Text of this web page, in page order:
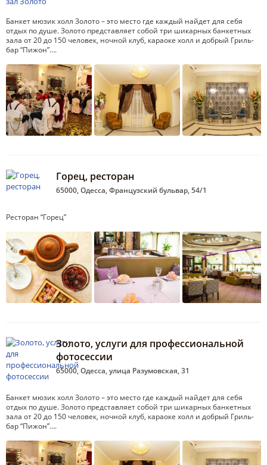
Банкет мюзик холл Золото – это место где каждый найдет для себя
отдых по душе. Золото представляет собой три шикарных банкетных
зала от 20 до 150 человек, ночной клуб, караоке холл и добрый Гриль-
бар “Пижон”….
Горец, ресторан
65000, Одесса, Французский бульвар, 54/1
Ресторан “Горец”
Золото, услуги для профессиональной
фотосессии
65000, Одесса, улица Разумовская, 31
Банкет мюзик холл Золото – это место где каждый найдет для себя
отдых по душе. Золото представляет собой три шикарных банкетных
зала от 20 до 150 человек, ночной клуб, караоке холл и добрый Гриль-
бар “Пижон”….